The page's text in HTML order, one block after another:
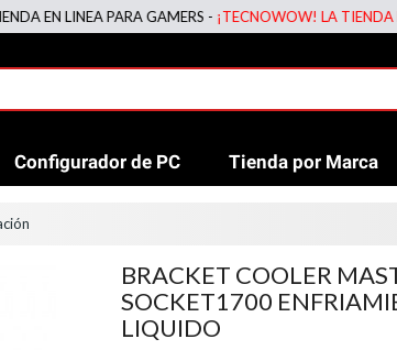
LINEA PARA GAMERS -¡TECNOWOW! LA TIENDA EN
Configurador de PC Tienda por Marca
BRACKET COOLER
SOCKET1700
LIQUIDO